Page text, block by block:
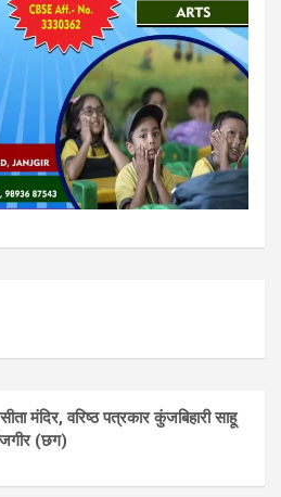
मंदिर, वरिष्ठ पत्रकार कुंजबिहारी साहू
(छग)